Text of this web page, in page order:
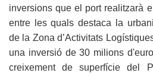
inversions que el port realitzarà
entre les quals destaca la
de la Zona d’Activitats
una inversió de 30 milions
creixement de superfície del